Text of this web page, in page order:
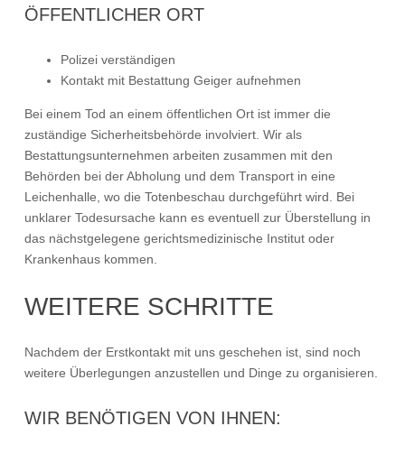
ÖFFENTLICHER ORT
Polizei verständigen
Kontakt mit Bestattung Geiger aufnehmen
Bei einem Tod an einem öffentlichen Ort ist immer die
zuständige Sicherheitsbehörde involviert. Wir als
Bestattungsunternehmen arbeiten zusammen mit den
Behörden bei der Abholung und dem Transport in eine
Leichenhalle, wo die Totenbeschau durchgeführt wird. Bei
unklarer Todesursache kann es eventuell zur Überstellung in
das nächstgelegene gerichtsmedizinische Institut oder
Krankenhaus kommen.
WEITERE SCHRITTE
Nachdem der Erstkontakt mit uns geschehen ist, sind noch
weitere Überlegungen anzustellen und Dinge zu organisieren.
WIR BENÖTIGEN VON IHNEN: